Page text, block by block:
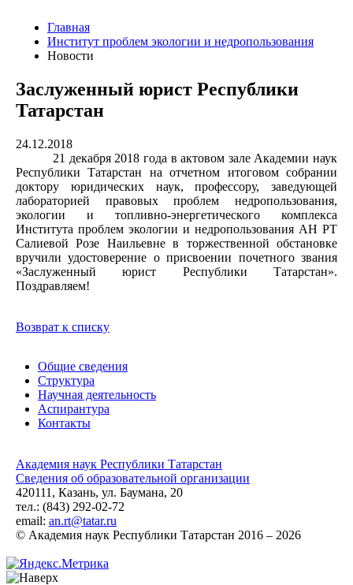
Главная
Институт проблем экологии и недропользования
Новости
Заслуженный юрист Республики
Татарстан
24.12.2018
21 декабря 2018 года в актовом зале Академии наук
Республики Татарстан на отчетном итоговом собрании
доктору юридических наук, профессору, заведующей
лабораторией правовых проблем недропользования,
экологии и топливно-энергетического комплекса
Института проблем экологии и недропользования АН РТ
Салиевой Розе Наильевне в торжественной обстановке
вручили удостоверение о присвоении почетного звания
«Заслуженный юрист Республики Татарстан».
Поздравляем!
Возврат к списку
Общие сведения
Структура
Научная деятельность
Аспирантура
Контакты
Академия наук Республики Татарстан
Сведения об образовательной организации
420111, Казань, ул. Баумана, 20
тел.: (843) 292-02-72
email: an.rt@tatar.ru
© Академия наук Республики Татарстан 2016 – 2026